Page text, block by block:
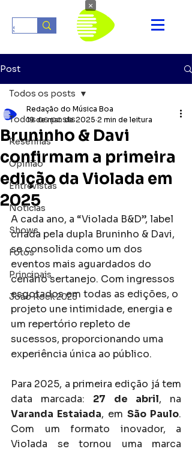
Post
Todos os posts
Resenhas
Opinião
Entrevistas
Notícias
Shows
Fotos
Principais
João Rock 2025
Todos os posts
Bruninho & Davi
confirmam a primeira
edição da Violada em
2025
Redação do Música Boa
19 de mar. de 2025 2 min de leitura
A cada ano, a “Violada B&D”, label
criada pela dupla Bruninho & Davi,
se consolida como um dos
eventos mais aguardados do
cenário sertanejo. Com ingressos
esgotados em todas as edições, o
projeto une intimidade, energia e
um repertório repleto de
sucessos, proporcionando uma
experiência única ao público.
Para 2025, a primeira edição já tem
data marcada: 27 de abril
Varanda Estaiada, em São Paulo.
Com um formato inovador, a
Violada se tornou uma marca
×